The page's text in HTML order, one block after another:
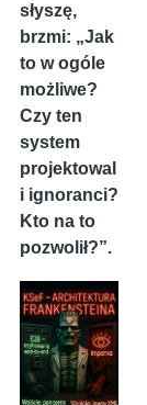
słyszę,
brzmi: „Jak
to w ogóle
możliwe?
Czy ten
system
projektowal
i ignoranci?
Kto na to
pozwolił?”.